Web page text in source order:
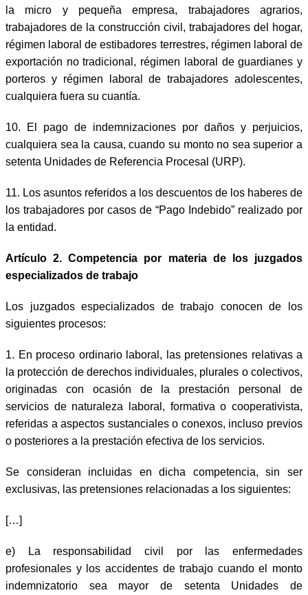
la micro y pequeña empresa, trabajadores agrarios,
trabajadores de la construcción civil, trabajadores del hogar,
régimen laboral de estibadores terrestres, régimen laboral de
exportación no tradicional, régimen laboral de guardianes y
porteros y régimen laboral de trabajadores adolescentes,
cualquiera fuera su cuantía.
10.
El pago de indemnizaciones por daños y perjuicios,
cualquiera sea la causa, cuando su monto no sea superior a
setenta Unidades de Referencia Procesal (URP).
11. Los asuntos referidos a los descuentos de los haberes de
los trabajadores por casos de “Pago Indebido” realizado por
la entidad.
Artículo 2. Competencia por materia de los juzgados
especializados de trabajo
Los juzgados especializados de trabajo conocen de los
siguientes procesos:
1. En proceso ordinario laboral, las pretensiones relativas a
la protección de derechos individuales, plurales o colectivos,
originadas con ocasión de la prestación personal de
servicios de naturaleza laboral, formativa o cooperativista,
referidas a aspectos sustanciales o conexos, incluso previos
o posteriores a la prestación efectiva de los servicios.
Se consideran incluidas en dicha competencia, sin ser
exclusivas, las pretensiones relacionadas a los siguientes:
[…]
e) La responsabilidad civil por las enfermedades
profesionales y los accidentes de trabajo cuando el monto
indemnizatorio sea mayor de setenta Unidades de